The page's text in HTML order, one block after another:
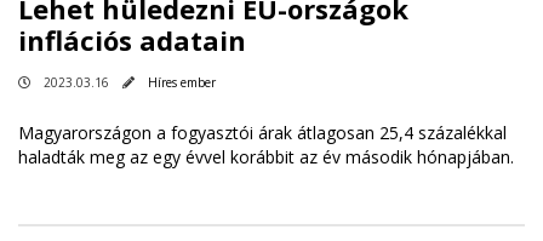
Lehet hüledezni EU-országok
inflációs adatain
2023.03.16 Híres ember
Magyarországon a fogyasztói árak átlagosan 25,4 százalékkal
haladták meg az egy évvel korábbit az év második hónapjában.